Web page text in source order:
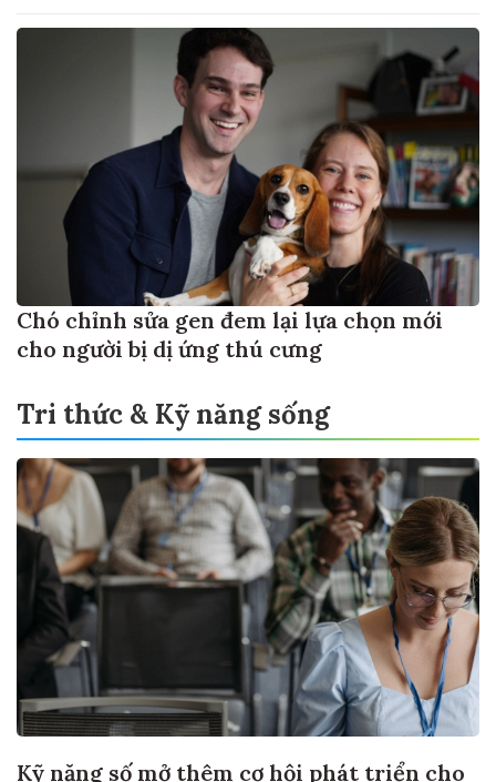
Chó chỉnh sửa gen đem lại lựa chọn mới
cho người bị dị ứng thú cưng
Tri thức & Kỹ năng sống
Kỹ năng số mở thêm cơ hội phát triển cho